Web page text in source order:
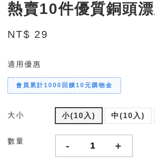
熱賣10件優質銅頭
NT$ 29
適用優惠
會員累計1000回饋10元購物金
大小 小(10入) 中(10入)
數量 - +